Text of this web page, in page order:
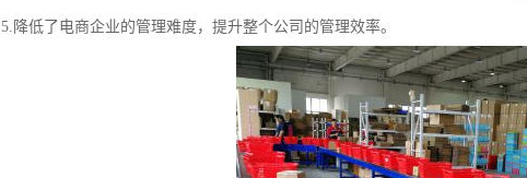
5.降低了电商企业的管理难度，提升整个公司的管理效率。